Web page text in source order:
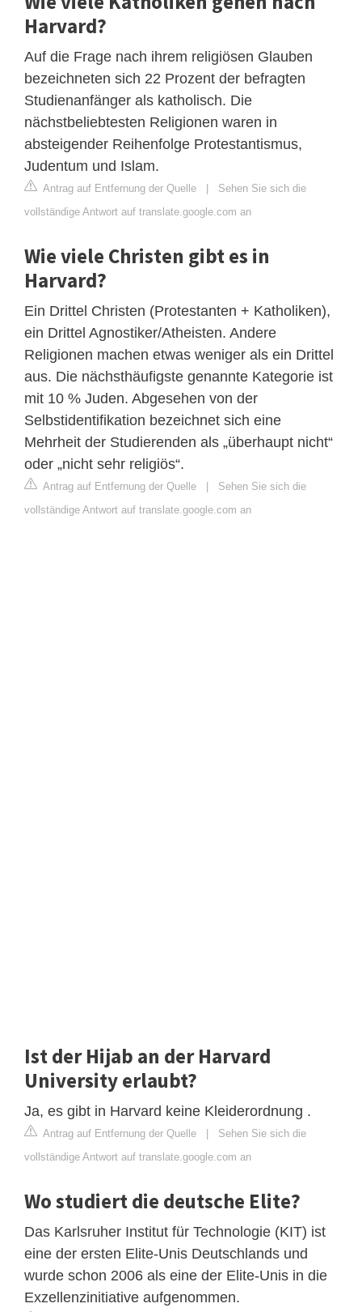
Harvard?
Auf die Frage nach ihrem religiösen Glauben
bezeichneten sich 22 Prozent der befragten
Studienanfänger als katholisch. Die
nächstbeliebtesten Religionen waren in
absteigender Reihenfolge Protestantismus,
Judentum und Islam.
Antrag auf Entfernung der Quelle | Sehen Sie sich die
vollständige Antwort auf translate.google.com an
Wie viele Christen gibt es in
Harvard?
Ein Drittel Christen (Protestanten + Katholiken),
ein Drittel Agnostiker/Atheisten. Andere
Religionen machen etwas weniger als ein Drittel
aus. Die nächsthäufigste genannte Kategorie ist
mit 10 % Juden. Abgesehen von der
Selbstidentifikation bezeichnet sich eine
Mehrheit der Studierenden als „überhaupt nicht“
oder „nicht sehr religiös“.
Antrag auf Entfernung der Quelle | Sehen Sie sich die
vollständige Antwort auf translate.google.com an
Ist der Hijab an der Harvard
University erlaubt?
Ja, es gibt in Harvard keine Kleiderordnung .
Antrag auf Entfernung der Quelle | Sehen Sie sich die
vollständige Antwort auf translate.google.com an
Wo studiert die deutsche Elite?
Das Karlsruher Institut für Technologie (KIT) ist
eine der ersten Elite-Unis Deutschlands und
wurde schon 2006 als eine der Elite-Unis in die
Exzellenzinitiative aufgenommen.